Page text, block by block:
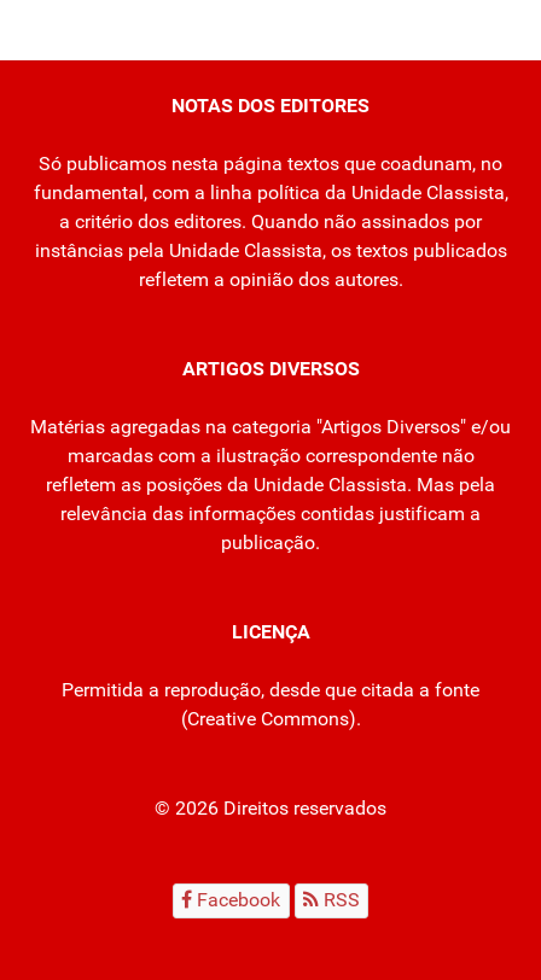
NOTAS DOS EDITORES
Só publicamos nesta página textos que coadunam, no
fundamental, com a linha política da Unidade Classista,
a critério dos editores. Quando não assinados por
instâncias pela Unidade Classista, os textos publicados
refletem a opinião dos autores.
ARTIGOS DIVERSOS
Matérias agregadas na categoria "Artigos Diversos" e/ou
marcadas com a ilustração correspondente não
refletem as posições da Unidade Classista. Mas pela
relevância das informações contidas justificam a
publicação.
LICENÇA
Permitida a reprodução, desde que citada a fonte
(Creative Commons).
© 2026 Direitos reservados
Facebook RSS